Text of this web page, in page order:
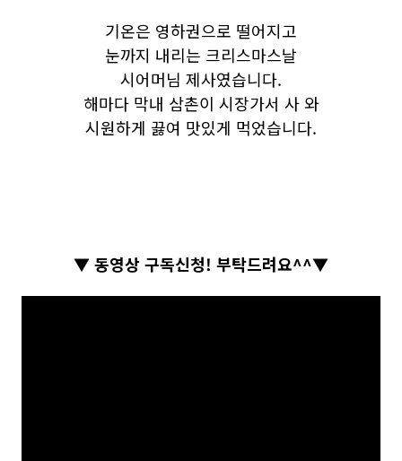
기온은 영하권으로 떨어지고
눈까지 내리는 크리스마스날
시어머님 제사였습니다.
해마다 막내 삼촌이 시장가서 사 와
시원하게 끓여 맛있게 먹었습니다.
▼ 동영상 구독신청! 부탁드려요^^▼